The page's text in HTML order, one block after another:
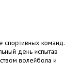
спортивных команд.
день испытав
волейбола и